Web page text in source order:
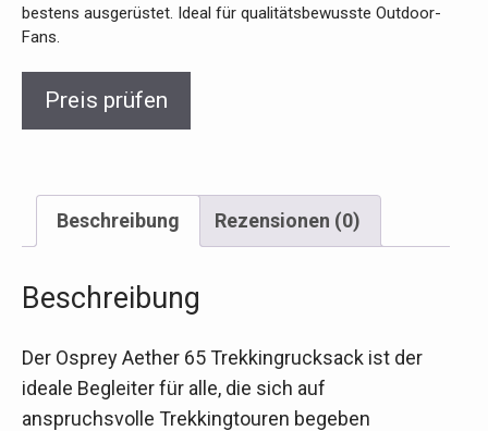
bestens ausgerüstet. Ideal für qualitätsbewusste Outdoor-
Fans.
Preis prüfen
Beschreibung Rezensionen (0)
Beschreibung
Der Osprey Aether 65 Trekkingrucksack ist der
ideale Begleiter für alle, die sich auf
anspruchsvolle Trekkingtouren begeben